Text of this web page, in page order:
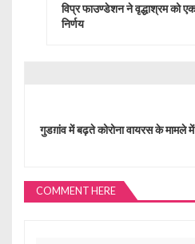
विप्र फाउण्डेशन ने वृद्धाश्रम को
निर्णय
गुडग़ांव में बढ़ते कोरोना वायरस के मामले
COMMENT HERE